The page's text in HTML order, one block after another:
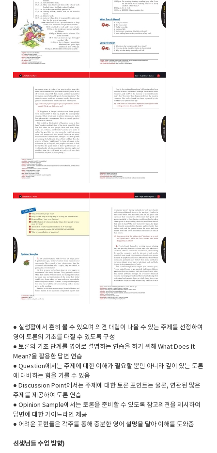
● 실생활에서 흔히 볼 수 있으며 의견 대립이 나올 수 있는 주제를 선정하여
영어 토론의 기초를 다질 수 있도록 구성
● 토론의 기초 단계를 영어로 설명하는 연습을 하기 위해 What Does It
Mean?을 활용한 답변 연습
● Question에서는 주제에 대한 이해가 필요할 뿐만 아니라 깊이 있는 토론
에 대비하는 힘을 기를 수 있음
● Discussion Point에서는 주제에 대한 토론 포인트는 물론, 연관된 많은
주제를 제공하여 토론 연습
● Opinion Sample에서는 토론을 준비할 수 있도록 참고의견을 제시하여
답변에 대한 가이드라인 제공
● 어려운 표현들은 각주를 통해 충분한 영어 설명을 달아 이해를 도와줌
선생님들 수업 방향)